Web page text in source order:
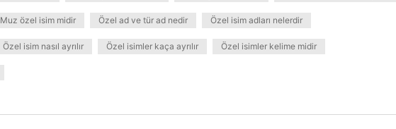
Muz özel isim midir Özel ad ve tür ad nedir Özel isim adları nelerdir
Özel isim nasıl ayrılır Özel isimler kaça ayrılır Özel isimler kelime midir